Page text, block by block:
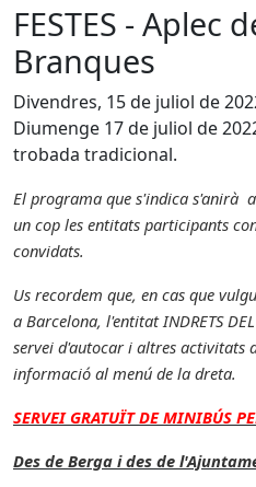
FESTES - Aplec
Branques
Divendres, 15 de juliol de
Diumenge 17 de juliol de
trobada tradicional.
El programa que s'indica s'anirà
un cop les entitats participants
convidats.
Us recordem que, en cas que
a Barcelona, l'entitat INDRETS
servei d'autocar i altres activitats
informació al menú de la dreta.
SERVEI GRATUÏT DE MINIBÚS
Des de Berga i des de